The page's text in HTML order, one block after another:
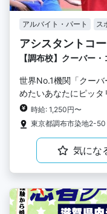
アルバイト・パート ス
アシスタントコ
【調布校】クーバー
世界No.1機関「クー
めたいあなたにピッタ
時給: 1,250円〜
東京都調布市染地2-50
気にな